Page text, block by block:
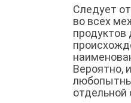
Следует
во всех
продуктов
Вероятно,
отдельной